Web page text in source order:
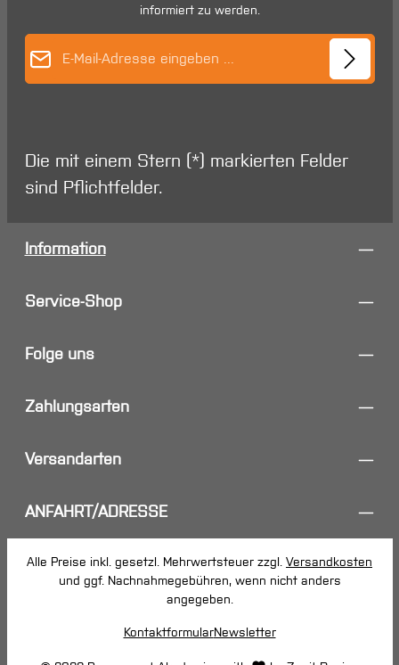
informiert zu werden.
Die mit einem Stern (*) markierten Felder
sind Pflichtfelder.
Information
Service-Shop
Folge uns
Zahlungsarten
Versandarten
ANFAHRT/ADRESSE
Alle Preise inkl. gesetzl. Mehrwertsteuer zzgl. Versandkosten
und ggf. Nachnahmegebühren, wenn nicht anders
angegeben.
KontaktformularNewsletter